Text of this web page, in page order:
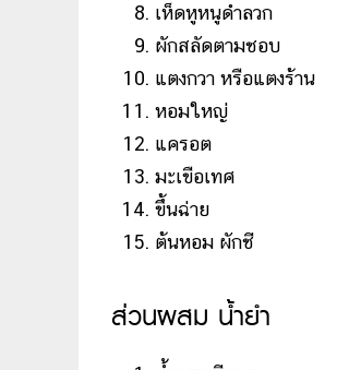
เห็ดหูหนูดำลวก
ผักสลัดตามชอบ
แตงกวา หรือแตงร้าน
หอมใหญ่
แครอต
มะเขือเทศ
ขึ้นฉ่าย
ต้นหอม ผักชี
ส่วนผสม น้ำยำ